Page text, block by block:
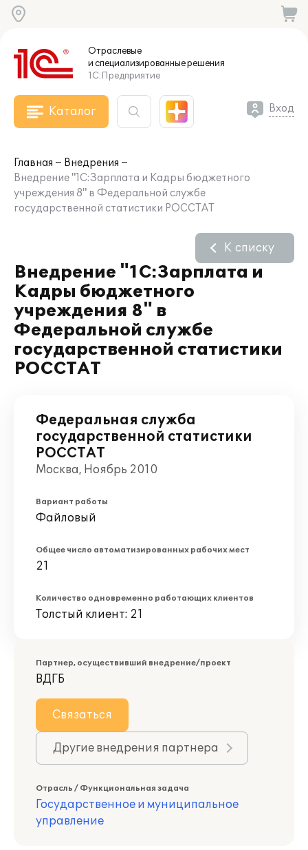
Отраслевые
и специализированныерешения
1С:Предприятие
Каталог Вход
Главная
Внедрения
Внедрение "1С:Зарплата и Кадры бюджетного
учреждения 8" в Федеральной службе
государственной статистики РОССТАТ
Внедрение "1С:Зарплата и
Кадры бюджетного
учреждения 8" в
Федеральной службе
государственной статистики
РОССТАТ
К списку
Федеральная служба
государственной статистики
РОССТАТ
Москва, Ноябрь 2010
Вариант работы
Файловый
Общее число автоматизированных рабочих мест
21
Количество одновременно работающих клиентов
Толстый клиент: 21
Партнер, осуществивший внедрение/проект
ВДГБ
Связаться
Другие внедрения партнера
Отрасль / Функциональная задача
Государственное и муниципальное
управление